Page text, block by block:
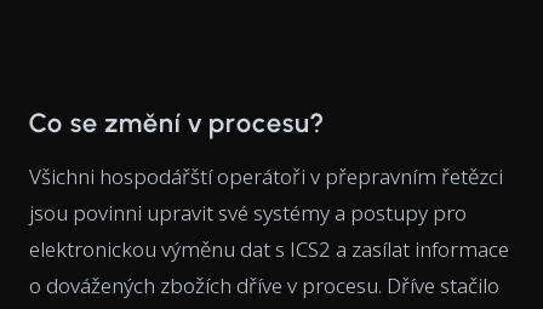
Co se změní v procesu?
Všichni hospodářští operátoři v přepravním řetězci
jsou povinni upravit své systémy a postupy pro
elektronickou výměnu dat s ICS2 a zasílat informace
o dovážených zbožích dříve v procesu. Dříve stačilo